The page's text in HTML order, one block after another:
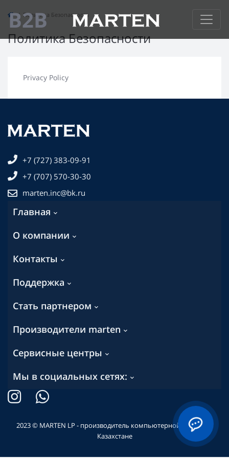
B2B
Политика Безопасности
Политика Безопасности
Privacy Policy
+7 (727) 383-09-91
+7 (707) 570-30-30
marten.inc@bk.ru
Главная
О компании
Контакты
Поддержка
Стать партнером
Производители marten
Сервисные центры
Мы в социальных сетях:
2023 © MARTEN LP - производитель компьютерной техники в
Казахстане